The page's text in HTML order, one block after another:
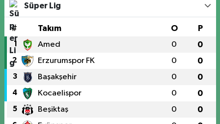
Süper Lig
# Takım O P
1 Amed 0 0
2 Erzurumspor FK 0 0
3 Başakşehir 0 0
4 Kocaelispor 0 0
5 Beşiktaş 0 0